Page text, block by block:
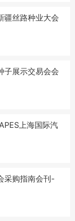
疆丝路种业大会
子展示交易会会
上海国际汽
采购指南会刊-